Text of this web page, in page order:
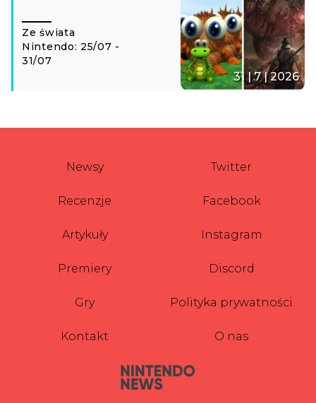
Ze świata
Nintendo: 25/07 -
31/07
31 | 7 | 2026
Newsy
Recenzje
Artykuły
Premiery
Gry
Kontakt
Twitter
Facebook
Instagram
Discord
Polityka prywatności
O nas